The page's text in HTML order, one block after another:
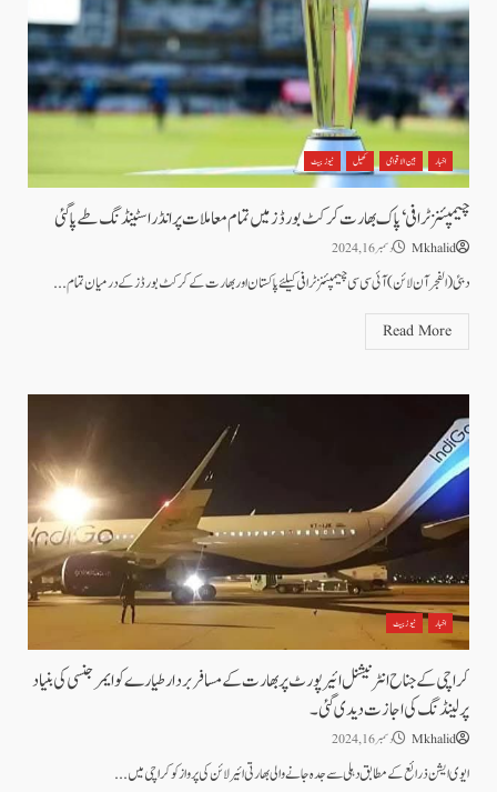
اخبار بین الاقوامی کھیل نیوز بیٹ
چیمپئنز ٹرافی‘ پاک بھارت کرکٹ بورڈز میں تمام معاملات پر انڈر اسٹینڈنگ طے پاگئی
Mkhalid دسمبر 16, 2024
دبئی (الفجرآن لائن)آئی سی سی چیمپئنز ٹرافی کیلئے پاکستان اور بھارت کے کرکٹ بورڈز کے درمیان تمام...
Read More
اخبار نیوز بیٹ
کراچی کے جناح انٹرنیشنل ائیرپورٹ پر بھارت کے مسافر بردار طیارے کو ایمرجنسی کی بنیاد
پر لینڈنگ کی اجازت دیدی گئی۔
Mkhalid دسمبر 16, 2024
ایوی ایشن ذرائع کے مطابق دہلی سے جدہ جانے والی بھارتی ائیرلائن کی پرواز کو کراچی میں...